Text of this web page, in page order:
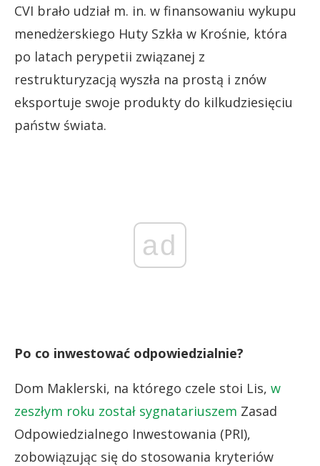
CVI brało udział m. in. w finansowaniu wykupu
menedżerskiego Huty Szkła w Krośnie, która
po latach perypetii związanej z
restrukturyzacją wyszła na prostą i znów
eksportuje swoje produkty do kilkudziesięciu
państw świata.
ad
Po co inwestować odpowiedzialnie?
Dom Maklerski, na którego czele stoi Lis, w
zeszłym roku został sygnatariuszem Zasad
Odpowiedzialnego Inwestowania (PRI),
zobowiązując się do stosowania kryteriów